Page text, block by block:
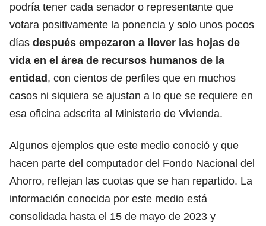
podría tener cada senador o representante que
votara positivamente la ponencia y solo unos pocos
días después empezaron a llover las hojas de
vida en el área de recursos humanos de la
entidad, con cientos de perfiles que en muchos
casos ni siquiera se ajustan a lo que se requiere en
esa oficina adscrita al Ministerio de Vivienda.
Algunos ejemplos que este medio conoció y que
hacen parte del computador del Fondo Nacional del
Ahorro, reflejan las cuotas que se han repartido. La
información conocida por este medio está
consolidada hasta el 15 de mayo de 2023 y